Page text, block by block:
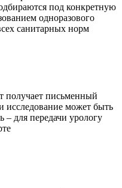
под конкретную
одноразового
санитарных норм
получает письменный
исследование может быть
– для передачи урологу